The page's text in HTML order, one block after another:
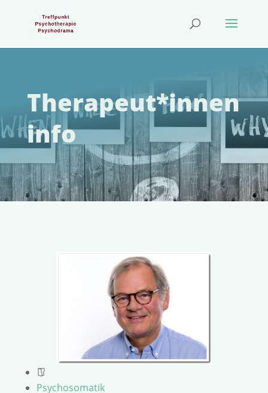
Therapeut*innen
info
Psychosomatik